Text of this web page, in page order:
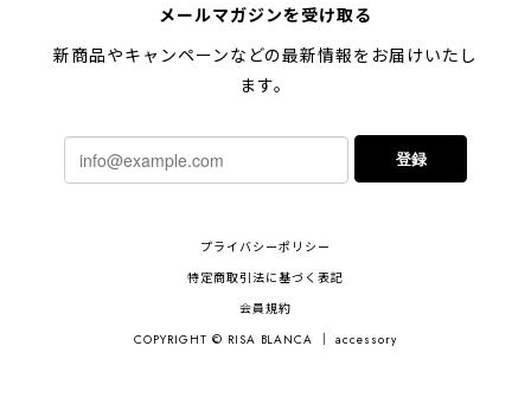
メールマガジンを受け取る
新商品やキャンペーンなどの最新情報をお届けいたし
ます。
登録
プライバシーポリシー
特定商取引法に基づく表記
会員規約
COPYRIGHT © RISA BLANCA ｜ accessory